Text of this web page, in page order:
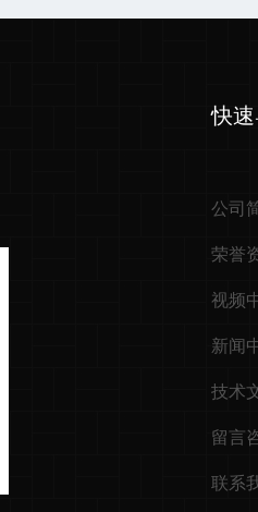
快
公司
荣誉
视频
新闻
技术
留言
联系